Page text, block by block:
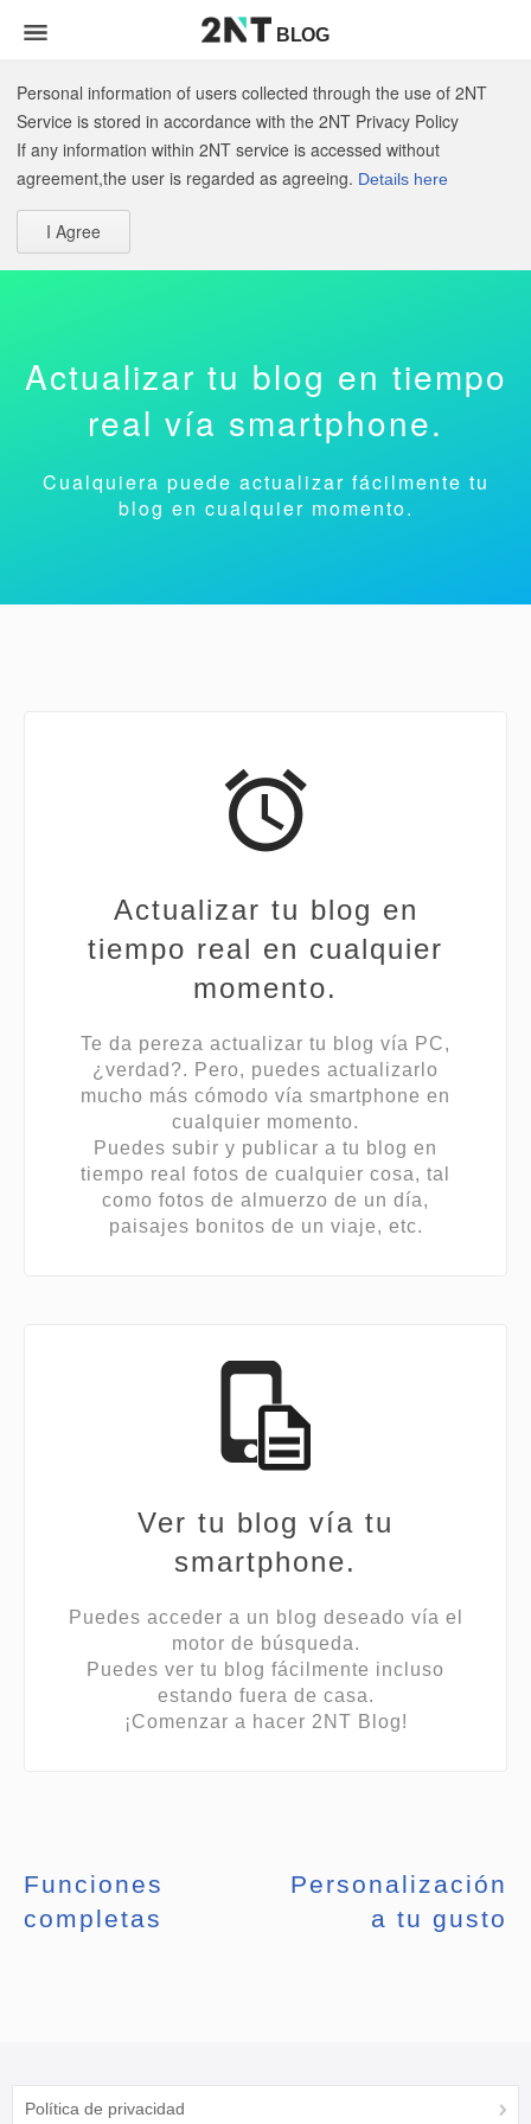
BLOG
Personal information of users collected through the use of 2NT
Service is stored in accordance with the 2NT Privacy Policy
If any information within 2NT service is accessed without
agreement,the user is regarded as agreeing. Details here
I Agree
Actualizar tu blog en tiempo
real vía smartphone.
Cualquiera puede actualizar fácilmente tu
blog en cualquier momento.
Actualizar tu blog en
tiempo real en cualquier
momento.
Te da pereza actualizar tu blog vía PC,
¿verdad?. Pero, puedes actualizarlo
mucho más cómodo vía smartphone en
cualquier momento.
Puedes subir y publicar a tu blog en
tiempo real fotos de cualquier cosa, tal
como fotos de almuerzo de un día,
paisajes bonitos de un viaje, etc.
Ver tu blog vía tu
smartphone.
Puedes acceder a un blog deseado vía el
motor de búsqueda.
Puedes ver tu blog fácilmente incluso
estando fuera de casa.
¡Comenzar a hacer 2NT Blog!
Funciones
completas
Personalización
a tu gusto
Política de privacidad